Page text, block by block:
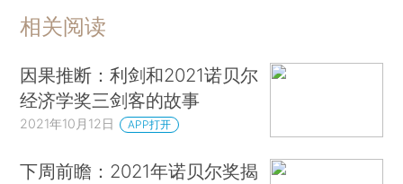
相关阅读
因果推断：利剑和2021诺贝尔
经济学奖三剑客的故事
2021年10月12日 APP打开
下周前瞻：2021年诺贝尔奖揭